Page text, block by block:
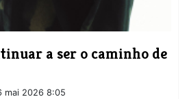
a ser o caminho de
mai 2026 8:05